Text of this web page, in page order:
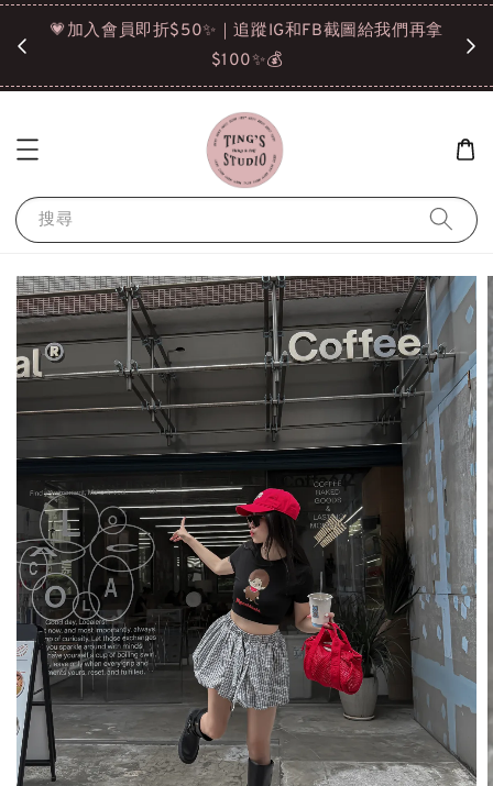
選
💗加入會員即折$50✨｜追蹤IG和FB截圖給我們再拿
$100✨💰
搜尋